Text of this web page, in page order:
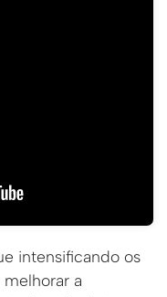
intensificando os
a